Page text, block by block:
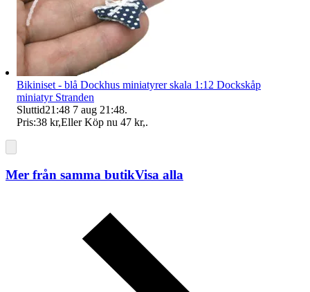
Bikiniset - blå Dockhus miniatyrer skala 1:12 Dockskåp
miniatyr Stranden
Sluttid21:48 7 aug 21:48.
Pris:38 kr,Eller Köp nu 47 kr,.
Mer från samma butikVisa alla